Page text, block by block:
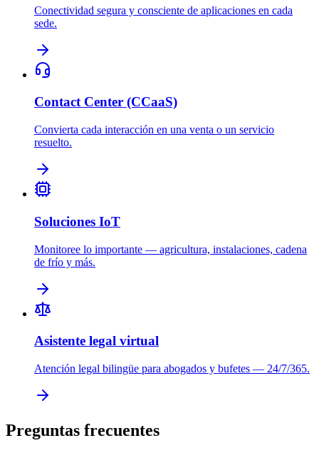
Conectividad segura y consciente de aplicaciones en cada
sede.
Contact Center (CCaaS)
Convierta cada interacción en una venta o un servicio
resuelto.
Soluciones IoT
Monitoree lo importante — agricultura, instalaciones, cadena
de frío y más.
Asistente legal virtual
Atención legal bilingüe para abogados y bufetes — 24/7/365.
Preguntas frecuentes